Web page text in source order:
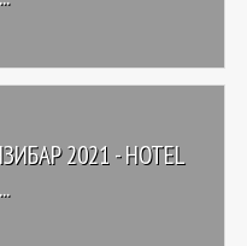
2021 - HOTEL